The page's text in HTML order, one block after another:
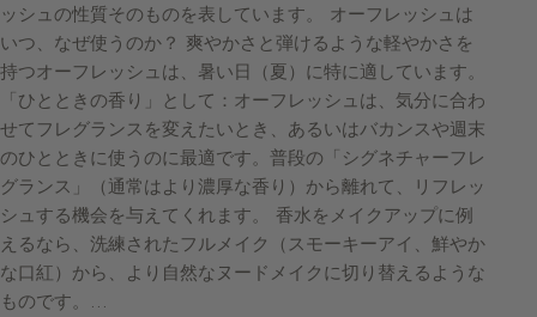
ッシュの性質そのものを表しています。 オーフレッシュは
いつ、なぜ使うのか？ 爽やかさと弾けるような軽やかさを
持つオーフレッシュは、暑い日（夏）に特に適しています。
「ひとときの香り」として：オーフレッシュは、気分に合わ
せてフレグランスを変えたいとき、あるいはバカンスや週末
のひとときに使うのに最適です。普段の「シグネチャーフレ
グランス」（通常はより濃厚な香り）から離れて、リフレッ
シュする機会を与えてくれます。 香水をメイクアップに例
えるなら、洗練されたフルメイク（スモーキーアイ、鮮やか
な口紅）から、より自然なヌードメイクに切り替えるような
ものです。…